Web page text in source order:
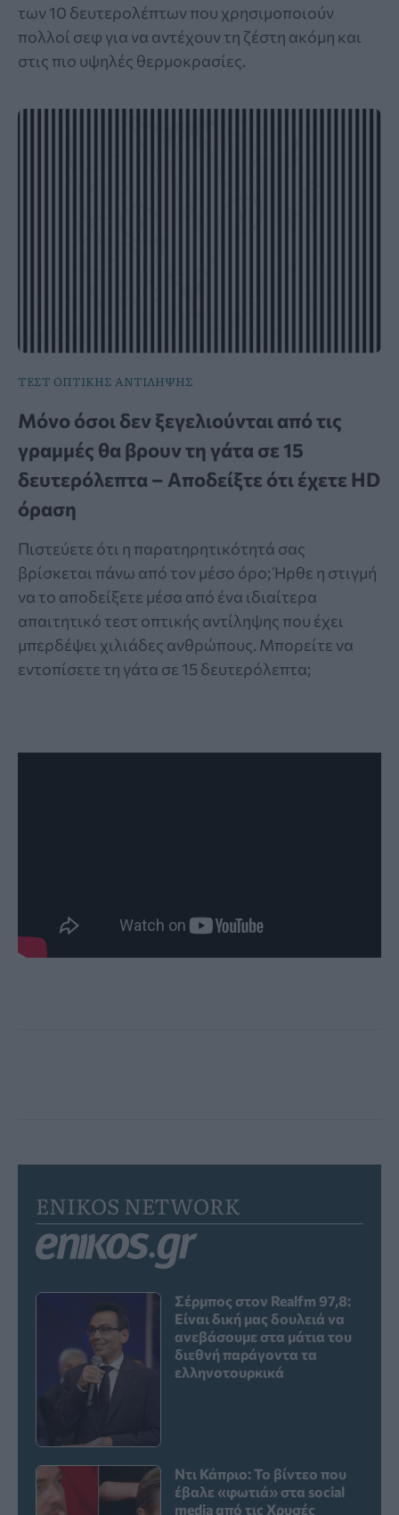
των 10 δευτερολέπτων που χρησιμοποιούν
πολλοί σεφ για να αντέχουν τη ζέστη ακόμη και
στις πιο υψηλές θερμοκρασίες.
ΤΕΣΤ ΟΠΤΙΚΗΣ ΑΝΤΙΛΗΨΗΣ
Μόνο όσοι δεν ξεγελιούνται από τις
γραμμές θα βρουν τη γάτα σε 15
δευτερόλεπτα – Αποδείξτε ότι έχετε HD
όραση
Πιστεύετε ότι η παρατηρητικότητά σας
βρίσκεται πάνω από τον μέσο όρο; Ήρθε η στιγμή
να το αποδείξετε μέσα από ένα ιδιαίτερα
απαιτητικό τεστ οπτικής αντίληψης που έχει
μπερδέψει χιλιάδες ανθρώπους. Μπορείτε να
εντοπίσετε τη γάτα σε 15 δευτερόλεπτα;
ENIKOS NETWORK
Σέρμπος στον Realfm 97,8:
Είναι δική μας δουλειά να
ανεβάσουμε στα μάτια του
διεθνή παράγοντα τα
ελληνοτουρκικά
Ντι Κάπριο: Το βίντεο που
έβαλε «φωτιά» στα social
media από τις Χρυσές